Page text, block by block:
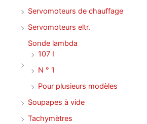
Servomoteurs de chauffage
Servomoteurs eltr.
Sonde lambda
107 I
N ° 1
Pour plusieurs modèles
Soupapes à vide
Tachymètres